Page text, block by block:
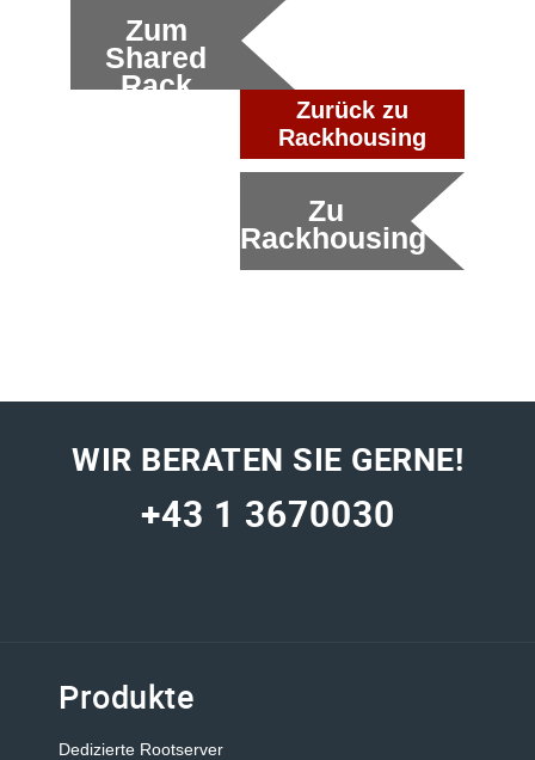
Zum
Shared
Rack
Zurück zu
Rackhousing
Zu
Rackhousing
WIR BERATEN SIE GERNE!
+43 1 3670030
Produkte
Dedizierte Rootserver